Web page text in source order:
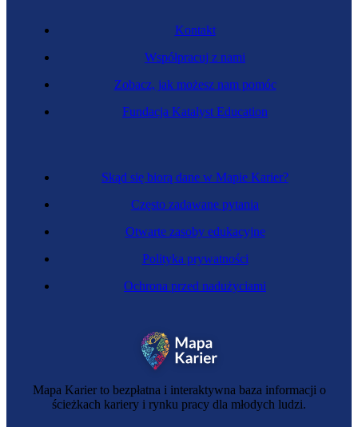
Mapa Karier to bezpłatna i interaktywna baza informacji o
ścieżkach kariery i rynku pracy dla młodych ludzi.
Skąd się biorą dane w Mapie Karier?
Często zadawane pytania
Otwarte zasoby edukacyjne
Polityka prywatności
Ochrona przed nadużyciami
Kontakt
Współpracuj z nami
Zobacz, jak możesz nam pomóc
Fundacja Katalyst Education